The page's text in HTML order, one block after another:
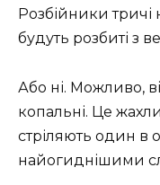
Розбійники
будуть розбиті з
Або ні. Можливо,
копальні. Це
стріляють один в
найогиднішими